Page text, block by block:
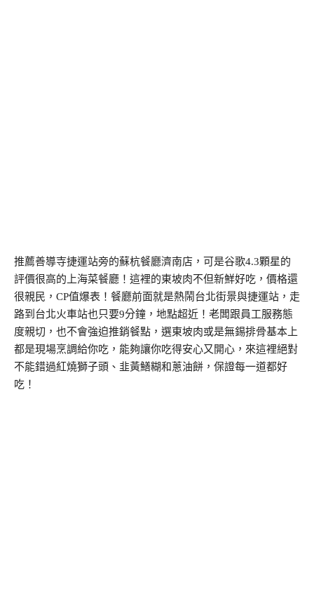
推薦善導寺捷運站旁的蘇杭餐廳濟南店，可是谷歌4.3顆星的
評價很高的上海菜餐廳！這裡的東坡肉不但新鮮好吃，價格還
很親民，CP值爆表！餐廳前面就是熱鬧台北街景與捷運站，走
路到台北火車站也只要9分鐘，地點超近！老闆跟員工服務態
度親切，也不會強迫推銷餐點，選東坡肉或是無錫排骨基本上
都是現場烹調給你吃，能夠讓你吃得安心又開心，來這裡絕對
不能錯過紅燒獅子頭、韭黃鱔糊和蔥油餅，保證每一道都好
吃！